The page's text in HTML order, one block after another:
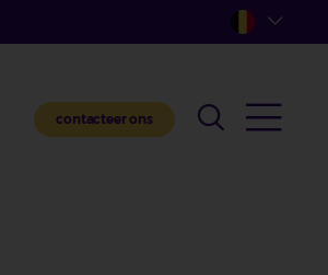
contacteer ons